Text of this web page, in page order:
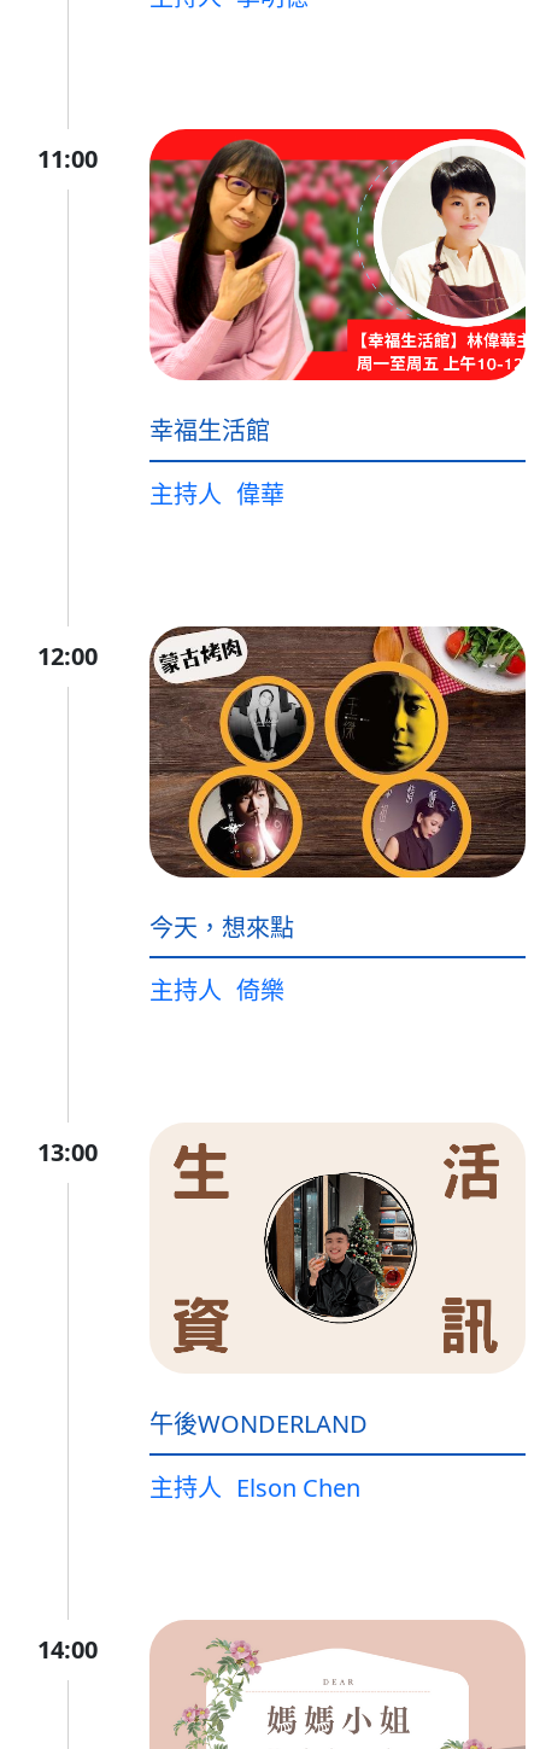
11:00
幸福生活館
主持人 偉華
12:00
今天，想來點
主持人 倚樂
13:00
午後WONDERLAND
主持人 Elson Chen
14:00